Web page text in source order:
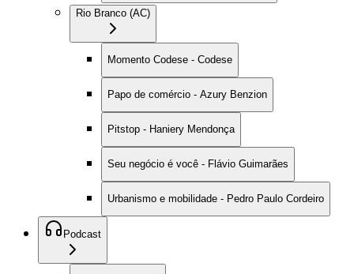
Rio Branco (AC)
Momento Codese - Codese
Papo de comércio - Azury Benzion
Pitstop - Haniery Mendonça
Seu negócio é você - Flávio Guimarães
Urbanismo e mobilidade - Pedro Paulo Cordeiro
Podcast